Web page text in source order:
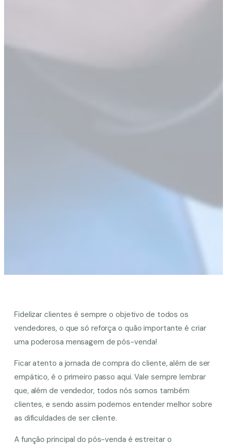
Fidelizar clientes é sempre o objetivo de todos os
vendedores, o que só reforça o quão importante é criar
uma poderosa mensagem de pós-venda!
Ficar atento a jornada de compra do cliente, além de ser
empático, é o primeiro passo aqui. Vale sempre lembrar
que, além de vendedor, todos nós somos também
clientes, e sendo assim podemos entender melhor sobre
as dificuldades de ser cliente.
A função principal do pós-venda é estreitar o